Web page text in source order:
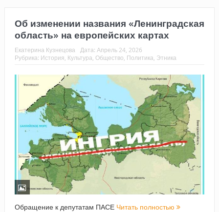
Об изменении названия «Ленинградская
область» на европейских картах
Екатерина Кузнецова Дата: Апрель 24, 2026
Рубрика: История Культура Общество Политика Этника
Обращение к депутатам ПАСЕ Читать полностью